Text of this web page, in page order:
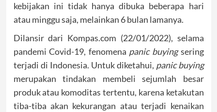
kebijakan ini tidak hanya dibuka beberapa hari
atau minggu saja, melainkan 6 bulan lamanya.
Dilansir dari Kompas.com (22/01/2022), selama
pandemi Covid-19, fenomena panic buyingsering
terjadi di Indonesia. Untuk diketahui, panic buying
merupakan tindakan membeli sejumlah besar
produk atau komoditas tertentu, karena ketakutan
tiba-tiba akan kekurangan atau terjadi kenaikan